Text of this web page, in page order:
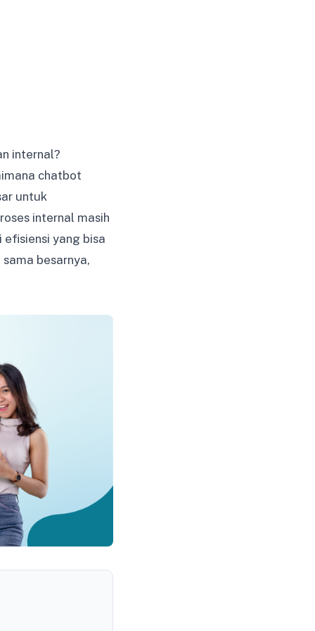
internal?
chatbot
untuk
internal masih
yang bisa
besarnya,